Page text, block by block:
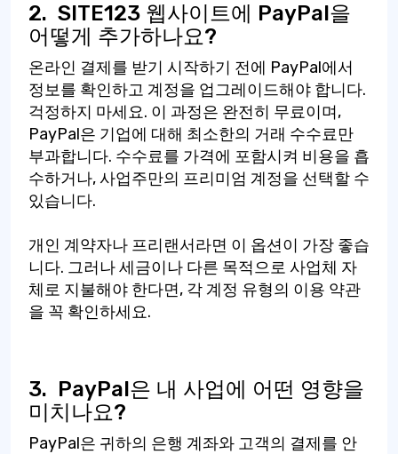
2. SITE123 웹사이트에 PayPal을
어떻게 추가하나요?
온라인 결제를 받기 시작하기 전에 PayPal에서
정보를 확인하고 계정을 업그레이드해야 합니다.
걱정하지 마세요. 이 과정은 완전히 무료이며,
PayPal은 기업에 대해 최소한의 거래 수수료만
부과합니다. 수수료를 가격에 포함시켜 비용을 흡
수하거나, 사업주만의 프리미엄 계정을 선택할 수
있습니다.
개인 계약자나 프리랜서라면 이 옵션이 가장 좋습
니다. 그러나 세금이나 다른 목적으로 사업체 자
체로 지불해야 한다면, 각 계정 유형의 이용 약관
을 꼭 확인하세요.
3. PayPal은 내 사업에 어떤 영향을
미치나요?
PayPal은 귀하의 은행 계좌와 고객의 결제를 안